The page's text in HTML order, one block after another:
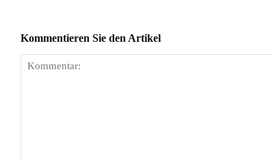
Kommentieren Sie den Artikel